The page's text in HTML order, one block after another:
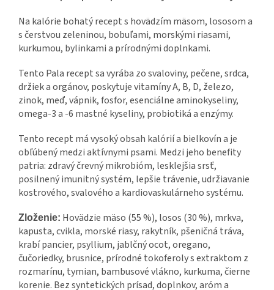
Na kalórie bohatý recept s hovädzím mäsom, lososom a
s čerstvou zeleninou, bobuľami, morskými riasami,
kurkumou, bylinkami a prírodnými doplnkami.
Tento Pala recept sa vyrába zo svaloviny, pečene, srdca,
držiek a orgánov, poskytuje vitamíny A, B, D, železo,
zinok, meď, vápnik, fosfor, esenciálne aminokyseliny,
omega-3 a -6 mastné kyseliny, probiotiká a enzýmy.
Tento recept má vysoký obsah kalórií a bielkovín a je
obľúbený medzi aktívnymi psami. Medzi jeho benefity
patria: zdravý črevný mikrobióm, lesklejšia srsť,
posilnený imunitný systém, lepšie trávenie, udržiavanie
kostrového, svalového a kardiovaskulárneho systému.
Zloženie: Hovädzie mäso (55 %), losos (30 %), mrkva,
kapusta, cvikla, morské riasy, rakytník, pšeničná tráva,
krabí pancier, psyllium, jablčný ocot, oregano,
čučoriedky, brusnice, prírodné tokoferoly s extraktom z
rozmarínu, tymian, bambusové vlákno, kurkuma, čierne
korenie. Bez syntetických prísad, doplnkov, aróm a